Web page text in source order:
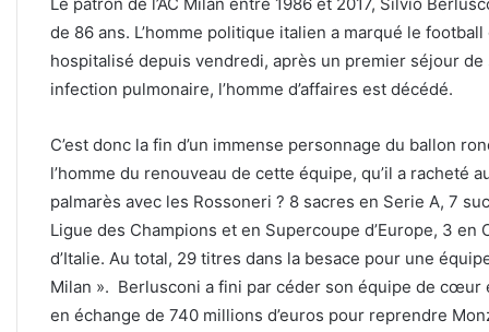
de 86 ans. L’homme politique italien a marqué le
hospitalisé depuis vendredi, après un premier séjour
infection pulmonaire, l’homme d’affaires est décédé.
C’est donc la fin d’un immense personnage du ballon
l’homme du renouveau de cette équipe, qu’il a racheté
palmarès avec les Rossoneri ? 8 sacres en Serie A, 7
Ligue des Champions et en Supercoupe d’Europe, 3
d’Italie. Au total, 29 titres dans la besace pour une
Milan ». Berlusconi a fini par céder son équipe de cœur
en échange de 740 millions d’euros pour reprendre